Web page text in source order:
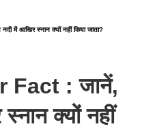
में आखिर स्नान क्यों नहीं किया जाता?
Fact : जानें,
क्यों नहीं